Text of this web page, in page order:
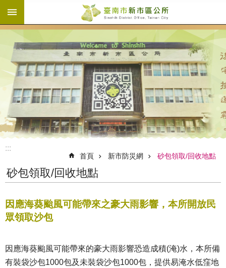
跳到主要內容區塊
:::
首頁 新市防災網 砂包領取/回收地點
砂包領取/回收地點
因應海葵颱風可能帶來之豪大雨影響，本所開放民
眾領取沙包
因應海葵颱風可能帶來的豪大雨影響恐造成積(淹)水，本所備
有裝袋沙包1000包及未裝袋沙包1000包，提供易淹水低窪地